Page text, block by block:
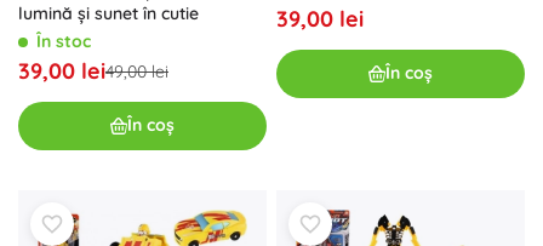
lumină și sunet în cutie
În stoc
39,00 lei49,00 lei
În coș
39,00 lei
În coș